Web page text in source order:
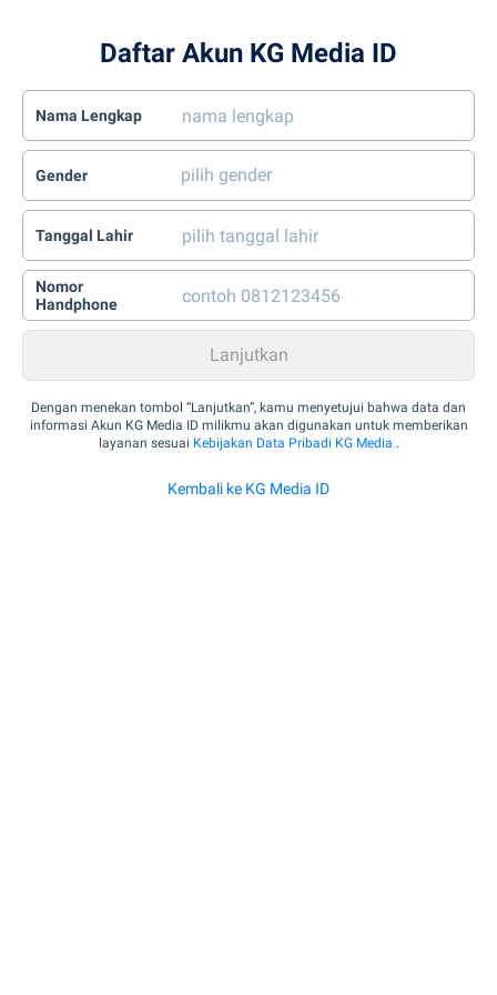
Daftar Akun KG Media ID
Nama Lengkap
Gender
Tanggal Lahir
Nomor
Handphone
Dengan menekan tombol “Lanjutkan”, kamu menyetujui bahwa data dan
informasi Akun KG Media ID milikmu akan digunakan untuk memberikan
layanan sesuai Kebijakan Data Pribadi KG Media .
Kembali ke KG Media ID